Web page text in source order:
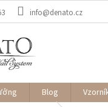
info@denato.cz
Blog